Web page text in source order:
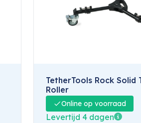
TetherTools Rock Solid
Roller
Online op voorraad
Levertijd 4 dagen